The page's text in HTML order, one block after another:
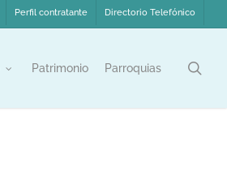
Perfil contratante Directorio Telefónico
Patrimonio Parroquias